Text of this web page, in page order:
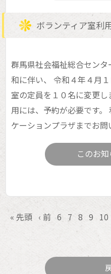
ボランティア室利
群馬県社会福祉総合セン
和に伴い、 令和４年４月
室の定員を１０名に変更
用には、予約が必要です
ケーションプラザまでお
このお
« 先頭 ‹ 前 6 7 8 9 10